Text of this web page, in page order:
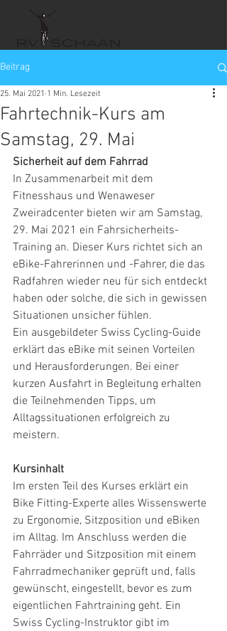
Beitrag
Fahrtechnik-Kurs am
Samstag, 29. Mai
25. Mai 2021 1 Min. Lesezeit
Sicherheit auf dem Fahrrad
In Zusammenarbeit mit dem
Fitnesshaus und Wenaweser
Zweiradcenter bieten wir am Samstag,
29. Mai 2021 ein Fahrsicherheits-
Training an. Dieser Kurs richtet sich an
eBike-Fahrerinnen und -Fahrer, die das
Radfahren wieder neu für sich entdeckt
haben oder solche, die sich in gewissen
Situationen unsicher fühlen.
Ein ausgebildeter Swiss Cycling-Guide
erklärt das eBike mit seinen Vorteilen
und Herausforderungen. Bei einer
kurzen Ausfahrt in Begleitung erhalten
die Teilnehmenden Tipps, um
Alltagssituationen erfolgreich zu
meistern.
Kursinhalt
Im ersten Teil des Kurses erklärt ein
Bike Fitting-Experte alles Wissenswerte
zu Ergonomie, Sitzposition und eBiken
im Alltag. Im Anschluss werden die
Fahrräder und Sitzposition mit einem
Fahrradmechaniker geprüft und, falls
gewünscht, eingestellt, bevor es zum
eigentlichen Fahrtraining geht. Ein
Swiss Cycling-Instruktor gibt im